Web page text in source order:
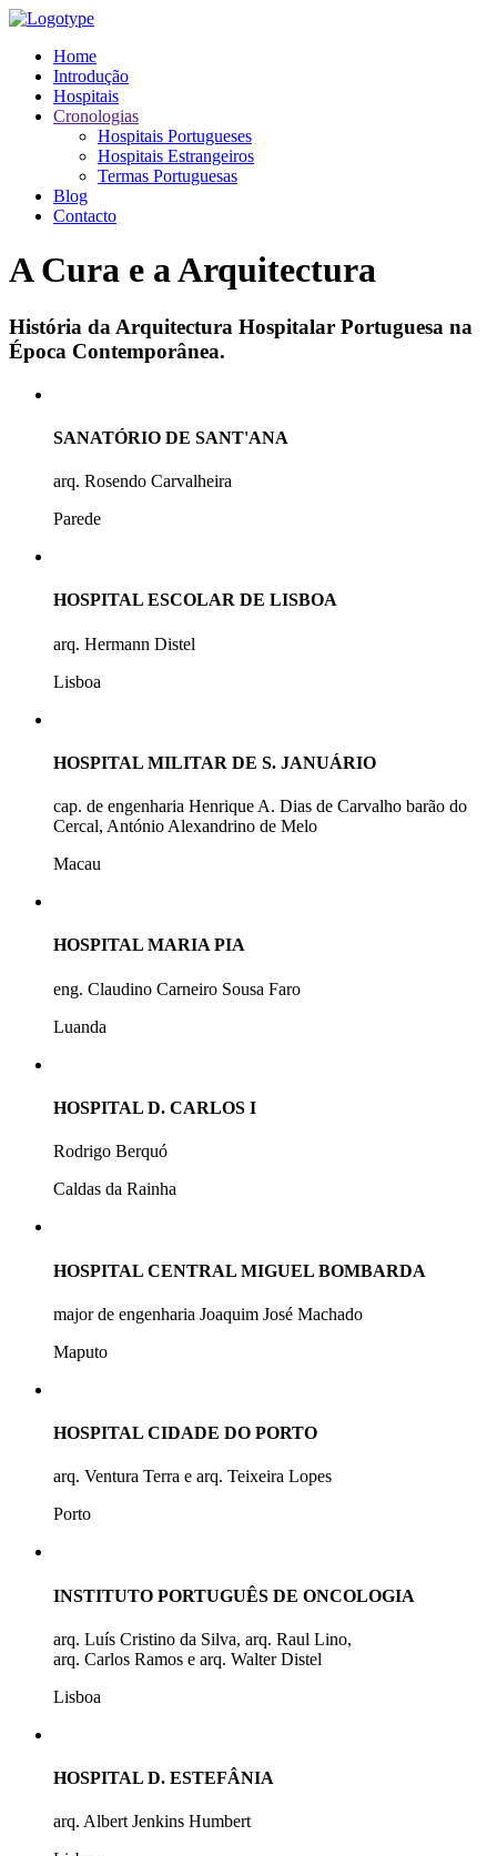
Home
Introdução
Hospitais
Cronologias
Hospitais Portugueses
Hospitais Estrangeiros
Termas Portuguesas
Blog
Contacto
A Cura e a Arquitectura
História da Arquitectura Hospitalar Portuguesa na
Época Contemporânea.
SANATÓRIO DE SANT'ANA
arq. Rosendo Carvalheira
Parede
HOSPITAL ESCOLAR DE LISBOA
arq. Hermann Distel
Lisboa
HOSPITAL MILITAR DE S. JANUÁRIO
cap. de engenharia Henrique A. Dias de Carvalho barão do
Cercal, António Alexandrino de Melo
Macau
HOSPITAL MARIA PIA
eng. Claudino Carneiro Sousa Faro
Luanda
HOSPITAL D. CARLOS I
Rodrigo Berquó
Caldas da Rainha
HOSPITAL CENTRAL MIGUEL BOMBARDA
major de engenharia Joaquim José Machado
Maputo
HOSPITAL CIDADE DO PORTO
arq. Ventura Terra e arq. Teixeira Lopes
Porto
INSTITUTO PORTUGUÊS DE ONCOLOGIA
arq. Luís Cristino da Silva, arq. Raul Lino,
arq. Carlos Ramos e arq. Walter Distel
Lisboa
HOSPITAL D. ESTEFÂNIA
arq. Albert Jenkins Humbert